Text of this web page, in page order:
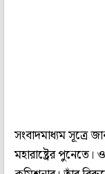
সংবাদমাধ্যম সূত্রে
মহারাষ্ট্রের